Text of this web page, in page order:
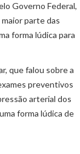
Governo Federal,
parte das
forma lúdica para
que falou sobre a
preventivos
arterial dos
forma lúdica de